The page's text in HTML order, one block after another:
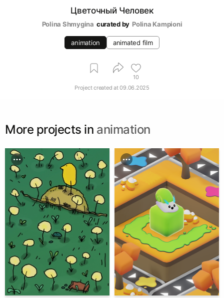
Цветочный Человек
Polina Shmygina curated by Polina Kampioni
animation animated film
10
Project created at09.06.2025
More projects in animation